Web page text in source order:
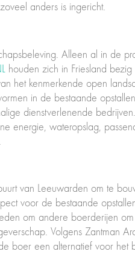
anders is ingericht.
Alleen al in de
houden zich in Friesland
het kenmerkende open
in de bestaande
dienstverlenende
energie, wateropslag,
van Leeuwarden om te
voor de bestaande
om andere boerderijen
Volgens Zantman
boer een alternatief voor het